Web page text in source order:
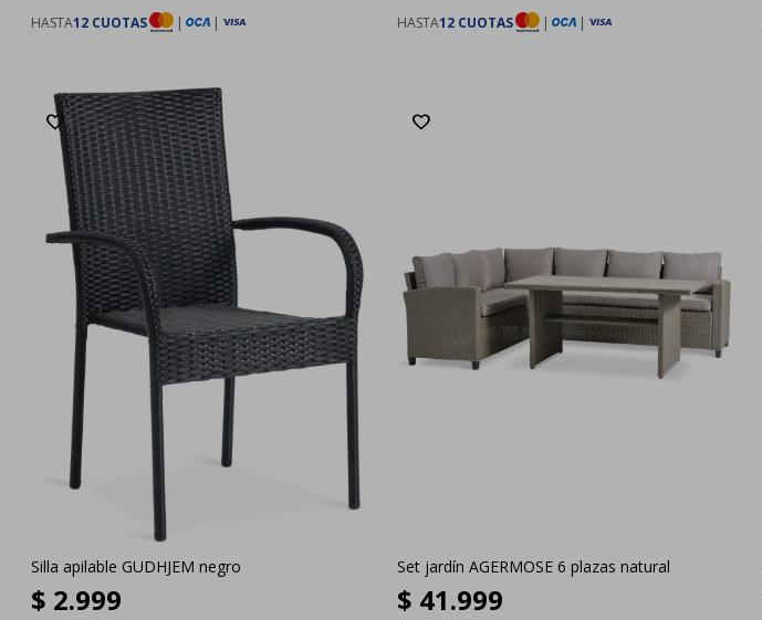
HASTA12 CUOTAS | | HASTA12 CUOTAS | |
Silla apilable GUDHJEM negro
$ 2.999
Set jardín AGERMOSE 6 plazas natural
$ 41.999